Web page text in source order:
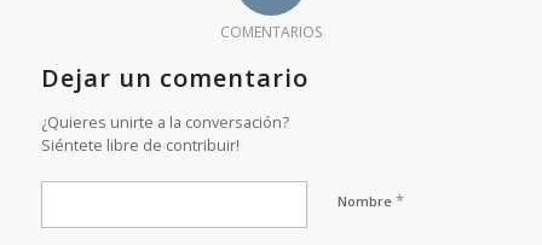
COMENTARIOS
Dejar un comentario
¿Quieres unirte a la conversación?
Siéntete libre de contribuir!
Nombre *